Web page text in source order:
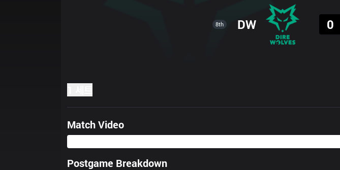
8th DW
0
Match Video
Postgame Breakdown